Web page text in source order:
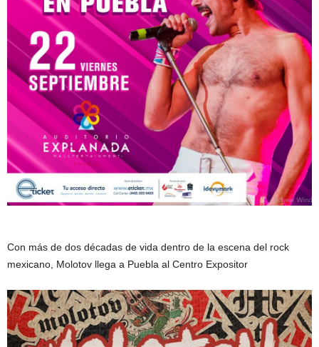
Con más de dos décadas de vida dentro de la escena del rock
mexicano, Molotov llega a Puebla al Centro Expositor